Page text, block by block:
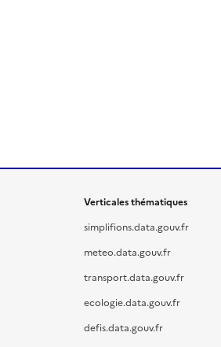
Verticales thématiques
simplifions.data.gouv.fr
meteo.data.gouv.fr
transport.data.gouv.fr
ecologie.data.gouv.fr
defis.data.gouv.fr